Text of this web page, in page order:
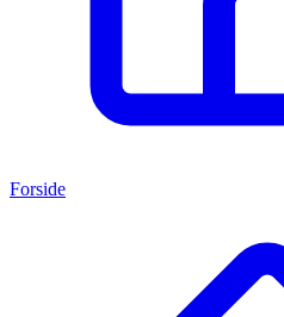
Forside